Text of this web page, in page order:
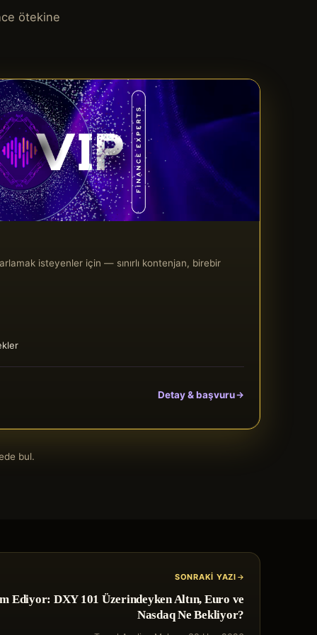
ötekine
isteyenler için — sınırlı kontenjan, birebir
Detay & başvuru
bul.
SONRAKI YAZI
Ediyor: DXY 101 Üzerindeyken Altın, Euro ve
Nasdaq Ne Bekliyor?